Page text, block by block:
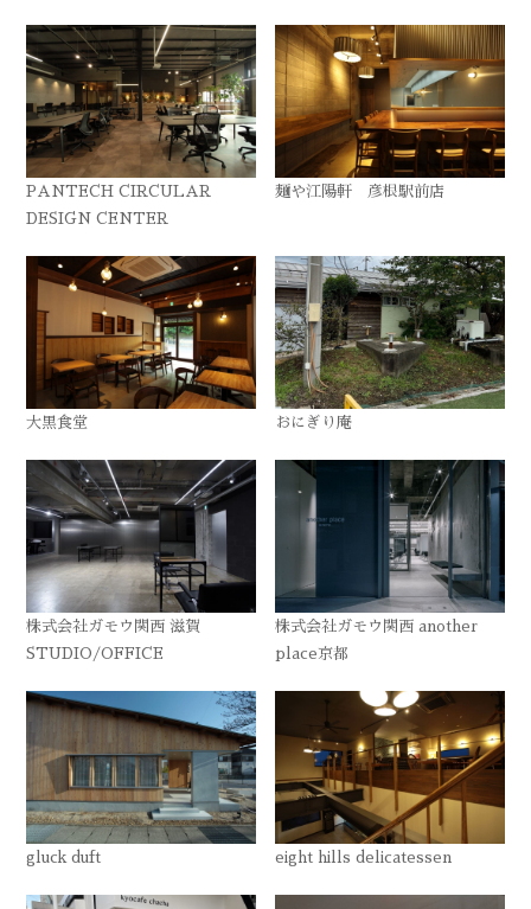
PANTECH CIRCULAR
DESIGN CENTER
麺や江陽軒 彦根駅前店
大黒食堂 おにぎり庵
株式会社ガモウ関西 滋賀
STUDIO/OFFICE
株式会社ガモウ関西 another
place京都
gluck duft eight hills delicatessen